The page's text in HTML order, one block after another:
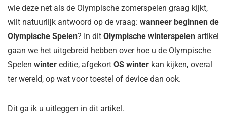
wie deze net als de Olympische zomerspelen graag kijkt,
wilt natuurlijk antwoord op de vraag: wanneer beginnen de
Olympische Spelen? In dit Olympische winterspelen artikel
gaan we het uitgebreid hebben over hoe u de Olympische
Spelen winter editie, afgekort OS winter kan kijken, overal
ter wereld, op wat voor toestel of device dan ook.
Dit ga ik u uitleggen in dit artikel.